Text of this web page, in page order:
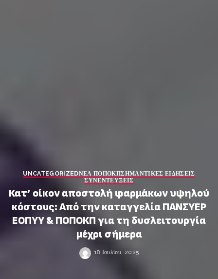
UNCATEGORIZEDΝΕΑ ΠΟΠΟΚΠΣΗΜΑΝΤΙΚΕΣ ΕΙΔΗΣΕΙΣ
ΣΥΝΕΝΤΕΥΞΕΙΣ
Κατ’ οίκον αποστολή φαρμάκων υψηλού
κόστους: Από την καταγγελία ΠΑΝΣΥΕΡ
ΕΟΠΥΥ & ΠΟΠΟΚΠ για τη δυσλειτουργία
μέχρι σήμερα
18 Ιουλίου, 2025